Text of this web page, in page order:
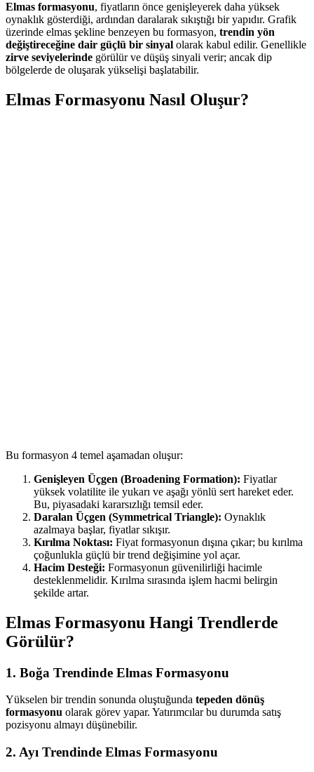
Elmas formasyonu, fiyatların önce genişleyerek daha yüksek
oynaklık gösterdiği, ardından daralarak sıkıştığı bir yapıdır. Grafik
üzerinde elmas şekline benzeyen bu formasyon, trendin yön
değiştireceğine dair güçlü bir sinyal olarak kabul edilir. Genellikle
zirve seviyelerinde görülür ve düşüş sinyali verir; ancak dip
bölgelerde de oluşarak yükselişi başlatabilir.
Elmas Formasyonu Nasıl Oluşur?
Bu formasyon 4 temel aşamadan oluşur:
Genişleyen Üçgen (Broadening Formation): Fiyatlar
yüksek volatilite ile yukarı ve aşağı yönlü sert hareket eder.
Bu, piyasadaki kararsızlığı temsil eder.
Daralan Üçgen (Symmetrical Triangle): Oynaklık
azalmaya başlar, fiyatlar sıkışır.
Kırılma Noktası: Fiyat formasyonun dışına çıkar; bu kırılma
çoğunlukla güçlü bir trend değişimine yol açar.
Hacim Desteği: Formasyonun güvenilirliği hacimle
desteklenmelidir. Kırılma sırasında işlem hacmi belirgin
şekilde artar.
Elmas Formasyonu Hangi Trendlerde
Görülür?
1. Boğa Trendinde Elmas Formasyonu
Yükselen bir trendin sonunda oluştuğunda tepeden dönüş
formasyonu olarak görev yapar. Yatırımcılar bu durumda satış
pozisyonu almayı düşünebilir.
2. Ayı Trendinde Elmas Formasyonu